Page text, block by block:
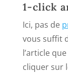
1-click
Ici, pas de
vous suffit
l’article
cliquer sur